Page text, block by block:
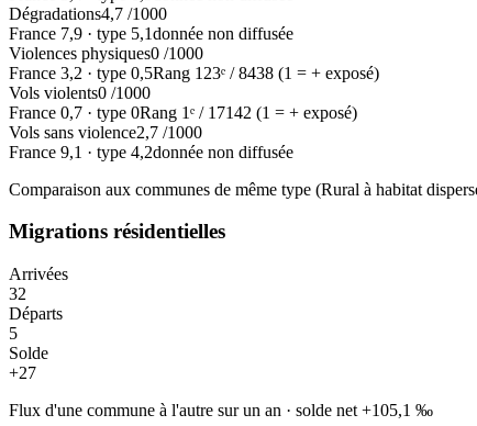
Dégradations4,7 /1000
France 7,9 · type 5,1donnée non diffusée
Violences physiques0 /1000
France 3,2 · type 0,5Rang 123ᵉ /8438 (1 = + exposé)
Vols violents0 /1000
France 0,7 · type 0Rang 1ᵉ / 17142 (1 = + exposé)
Vols sans violence2,7 /1000
France 9,1 · type 4,2donnée non diffusée
Comparaison aux communes de même type (Rural à habitat
Migrations résidentielles
Arrivées
32
Départs
5
Solde
+27
Flux d'une commune à l'autre sur un an · solde net +105,1 ‰